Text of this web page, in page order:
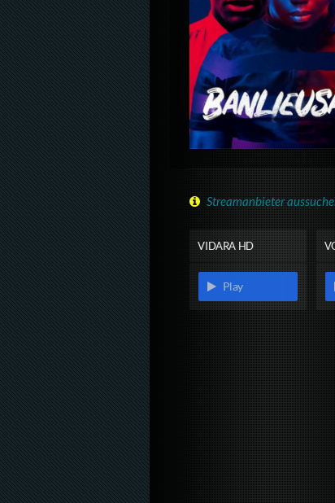
Streamanbieter
VIDARA HD
Play